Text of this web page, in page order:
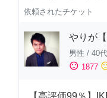
依頼されたチケット
やりが
男性 / 40代
sentiment_satisfied 1877